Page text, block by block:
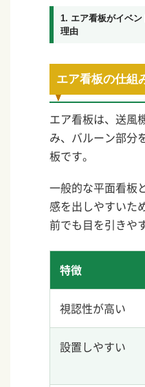
1. エア看板がイベ
理由
エア看板の仕組
エア看板は、送風
み、バルーン部分
板です。
一般的な平面看板
感を出しやすいた
前でも目を引きや
特徴
視認性が高い
設置しやすい